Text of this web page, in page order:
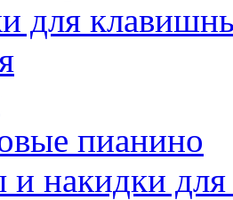
для
пианино
и накидки